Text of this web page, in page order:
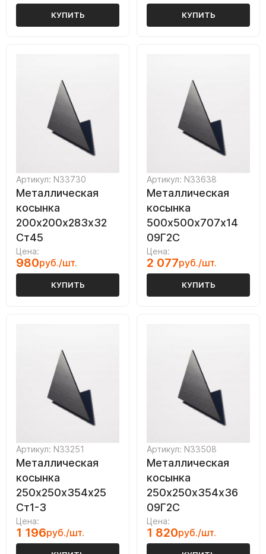
КУПИТЬ КУПИТЬ
Артикул: N33730
Металлическая
косынка
200х200х283х32
Ст45
Цена:
980руб./шт.
КУПИТЬ
Артикул: N33638
Металлическая
косынка
500х500х707х14
09Г2С
Цена:
2 077руб./шт.
КУПИТЬ
Артикул: N33251
Металлическая
косынка
250х250х354х25
Ст1-3
Цена:
1 196руб./шт.
Артикул: N33508
Металлическая
косынка
250х250х354х36
09Г2С
Цена:
1 820руб./шт.